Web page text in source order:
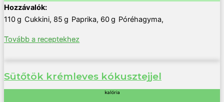
110g Cukkini, 85 g Paprika, 60g Póréhagyma,
Tovább a receptekhez
Sütőtök krémleves kókusztejjel
kalória